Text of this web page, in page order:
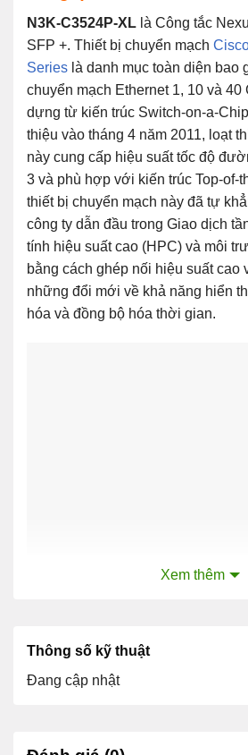
N3K-C3524P-XL là Công tắc
SFP +. Thiết bị chuyển mạch
Series là danh mục toàn diện bao
chuyển mạch Ethernet 1, 10 và
dựng từ kiến ​​trúc Switch-on-a-
thiệu vào tháng 4 năm 2011, loạt
này cung cấp hiệu suất tốc độ
3 và phù hợp với kiến ​​trúc Top-of-
thiết bị chuyển mạch này đã tự
công ty dẫn đầu trong Giao dịch
tính hiệu suất cao (HPC) và môi
bằng cách ghép nối hiệu suất cao
những đổi mới về khả năng hiển
hóa và đồng bộ hóa thời gian.
Nexus 3524-XL, 24 SFP +
Xem thêm
Thông số kỹ thuật
Đang cập nhật